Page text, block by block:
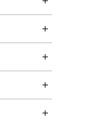
詳細を開く
詳細を開く
詳細を開く
詳細を開く
詳細を開く